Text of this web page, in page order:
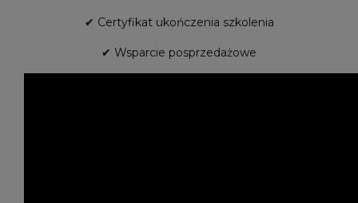
✔ Certyfikat ukończenia szkolenia
✔ Wsparcie posprzedażowe